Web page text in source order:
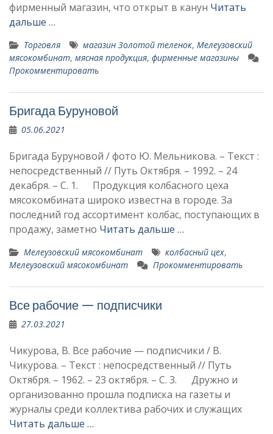
фирменный магазин, что открыт в ка­нун Читать
дальше …
Торговля магазин Золотой теленок, Мелеузовский
мясокомбинат, мясная продукция, фирменные магазины
Прокомментировать
Бригада Буруновой
05.06.2021
Бригада Буруновой / фото Ю. Мельникова. – Текст :
непосредственный // Путь Октября. – 1992. – 24
декабря. – С. 1. Продукция колбасного цеха
мясокомбината широко известна в городе. За
последний год ассортимент кол­бас, поступающих в
продажу, заметно Читать дальше …
Мелеузовский мясокомбинат колбасный цех,
Мелеузовский мясокомбинат
Прокомментировать
Все рабочие — подписчики
27.03.2021
Чикурова, В. Все рабочие — подписчики / В.
Чикурова. – Текст : непосредственный // Путь
Октября. – 1962. – 23 октября. – С. 3. Дружно и
организованно прошла подписка на газеты и
журналы среди коллектива рабочих и служащих
Читать дальше …